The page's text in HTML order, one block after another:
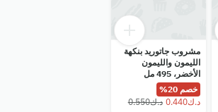
مشروب جاتوريد بنكهة
الليمون والليمون
الأخضر، 495 مل
خصم 20%
⁦د.ك0.440⁩
⁦د.ك0.550⁩